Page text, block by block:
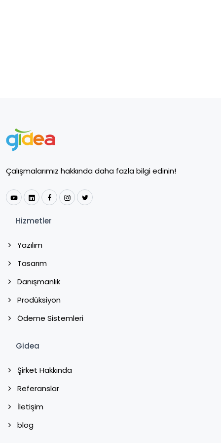
Çalışmalarımız hakkında daha fazla bilgi edinin!
Hizmetler
Yazılım
Tasarım
Danışmanlık
Prodüksiyon
Ödeme Sistemleri
Gidea
Şirket Hakkında
Referanslar
İletişim
blog